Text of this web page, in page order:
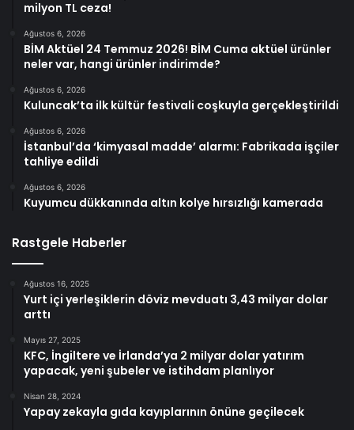
milyon TL ceza!
Ağustos 6, 2026
BİM Aktüel 24 Temmuz 2026! BİM Cuma aktüel ürünler
neler var, hangi ürünler indirimde?
Ağustos 6, 2026
Kuluncak’ta ilk kültür festivali coşkuyla gerçekleştirildi
Ağustos 6, 2026
İstanbul’da ‘kimyasal madde’ alarmı: Fabrikada işçiler
tahliye edildi
Ağustos 6, 2026
Kuyumcu dükkanında altın kolye hırsızlığı kamerada
Rastgele Haberler
Ağustos 16, 2025
Yurt içi yerleşiklerin döviz mevduatı 3,43 milyar dolar
arttı
Mayıs 27, 2025
KFC, İngiltere ve İrlanda’ya 2 milyar dolar yatırım
yapacak, yeni şubeler ve istihdam planlıyor
Nisan 28, 2024
Yapay zekayla gıda kayıplarının önüne geçilecek